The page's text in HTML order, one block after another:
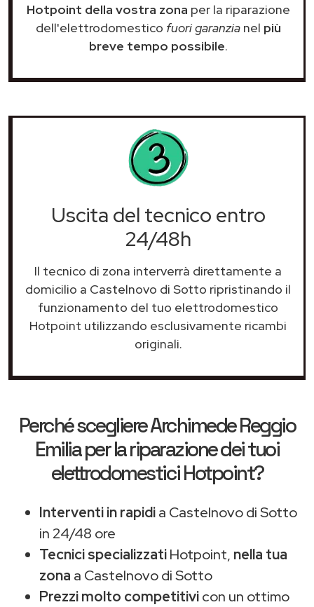
Hotpoint della vostra zona per la riparazione
dell'elettrodomestico fuori garanzianel più
breve tempo possibile.
Uscita del tecnico entro
24/48h
Il tecnico di zona interverrà direttamente a
domicilio a Castelnovo di Sotto ripristinando il
funzionamento del tuo elettrodomestico
Hotpoint utilizzando esclusivamente ricambi
originali.
Perché scegliereArchimede Reggio
Emiliaper la riparazione dei tuoi
elettrodomestici Hotpoint?
Interventi in rapidia Castelnovo di Sotto
in 24/48 ore
Tecnici specializzatiHotpoint, nella tua
zona a Castelnovo di Sotto
Prezzi molto competitivicon un ottimo